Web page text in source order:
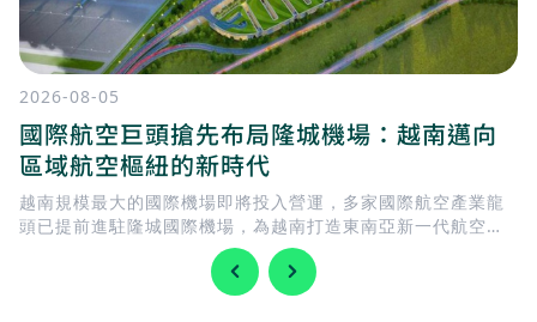
2026-08-05
國際航空巨頭搶先布局隆城機場：越南邁向
區域航空樞紐的新時代
越南規模最大的國際機場即將投入營運，多家國際航空產業龍
頭已提前進駐隆城國際機場，為越南打造東南亞新一代航空樞